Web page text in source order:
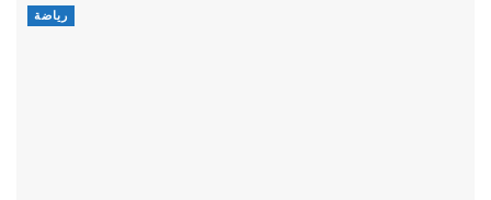
رياضة